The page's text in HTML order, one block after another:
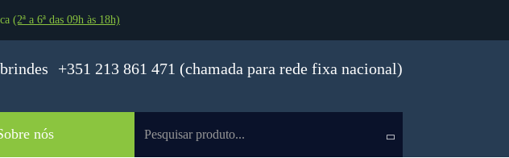
(2ª a 6ª das 09h às 18h)
+351 213 861 471 (chamada para rede fixa nacional)
nós